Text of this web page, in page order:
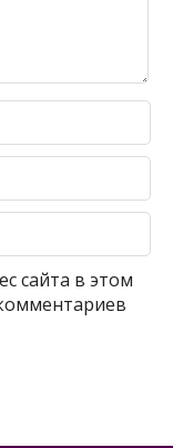
сайта в этом